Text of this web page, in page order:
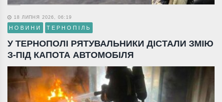
18 ЛИПНЯ 2026, 06:19
НОВИНИ ТЕРНОПІЛЬ
У ТЕРНОПОЛІ РЯТУВАЛЬНИКИ ДІСТАЛИ ЗМІЮ
З-ПІД КАПОТА АВТОМОБІЛЯ